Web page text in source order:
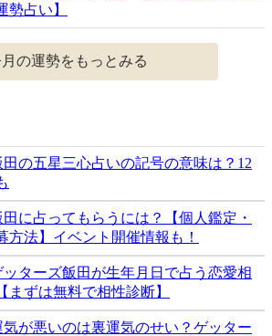
勢占い】
の運勢をもっとみる
の五星三心占いの記号の意味は？12
に占ってもらうには？【個人鑑定・
方法】イベント開催情報も！
ターズ飯田が生年月日で占う恋愛相
まずは無料で相性診断】
気が悪いのは裏運気のせい？ゲッター